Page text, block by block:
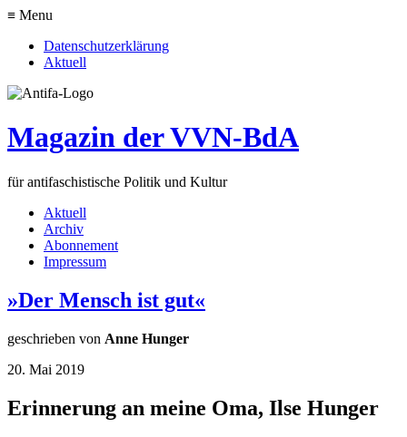
≡ Menu
Datenschutzerklärung
Aktuell
Magazin der VVN-BdA
für antifaschistische Politik und Kultur
Aktuell
Archiv
Abonnement
Impressum
»Der Mensch ist gut«
geschrieben von Anne Hunger
20. Mai 2019
Erinnerung an meine Oma, Ilse Hunger